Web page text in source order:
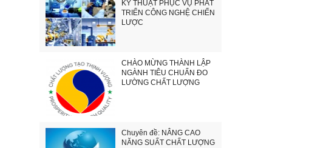
KỸ THUẬT PHỤC VỤ PHÁT
TRIỂN CÔNG NGHỆ CHIẾN
LƯỢC
CHÀO MỪNG THÀNH LẬP
NGÀNH TIÊU CHUẨN ĐO
LƯỜNG CHẤT LƯỢNG
Chuyên đề: NÂNG CAO
NĂNG SUẤT CHẤT LƯỢNG